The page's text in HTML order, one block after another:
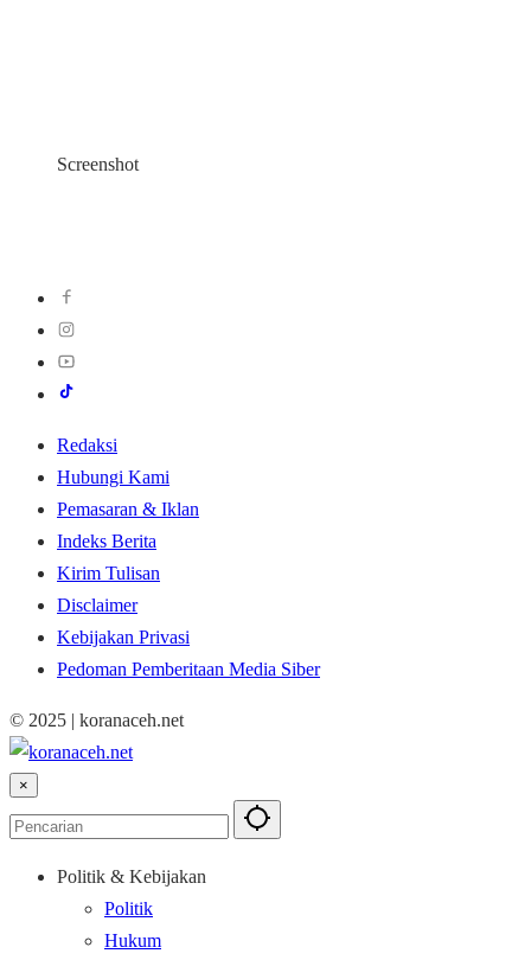
Screenshot
Redaksi
Hubungi Kami
Pemasaran & Iklan
Indeks Berita
Kirim Tulisan
Disclaimer
Kebijakan Privasi
Pedoman Pemberitaan Media Siber
© 2025 | koranaceh.net
×
Politik & Kebijakan
Politik
Hukum